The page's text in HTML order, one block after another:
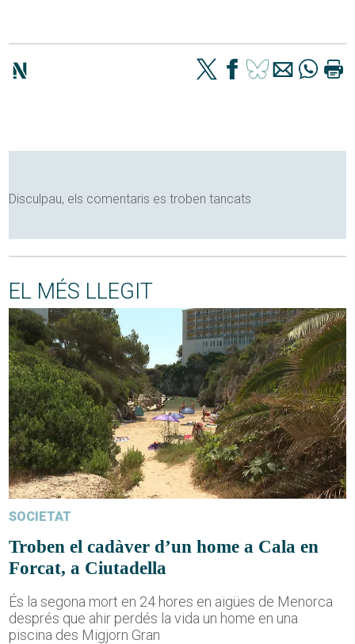
Disculpau, els comentaris es troben tancats
EL MÉS LLEGIT
SOCIETAT
Troben el cadàver d’un home a Cala en
Forcat, a Ciutadella
És la segona mort en 24 hores en aigües de Menorca
després que ahir perdés la vida un home en una
piscina des Migjorn Gran